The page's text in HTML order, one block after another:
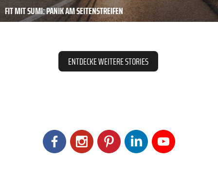
FIT MIT SUMI: PANIK AM SEITENSTREIFEN
ENTDECKE WEITERE STORIES